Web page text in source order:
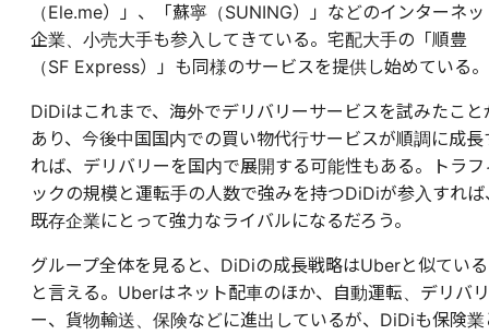
（Ele.me）」、「蘇寧（SUNING）」などのインターネッ
企業、小売大手も参入してきている。宅配大手の「順豊
（SF Express）」も同様のサービスを提供し始めている。
DiDiはこれまで、海外でデリバリーサービスを試みたこと
あり、今後中国国内での買い物代行サービスが順調に成長
れば、デリバリーを国内で展開する可能性もある。トラフ
ックの規模と運転手の人数で強みを持つDiDiが参入すれば
既存企業にとって強力なライバルになるだろう。
グループ全体を見ると、DiDiの成長戦略はUberと似ている
と言える。Uberはネット配車のほか、自動運転、デリバリ
ー、貨物輸送、保険などに進出しているが、DiDiも保険業